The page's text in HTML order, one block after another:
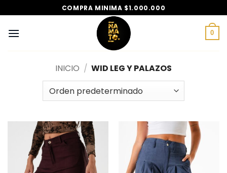
al
contenido
COMPRA MINIMA $1.000.000
0
INICIO / WID LEG Y PALAZOS